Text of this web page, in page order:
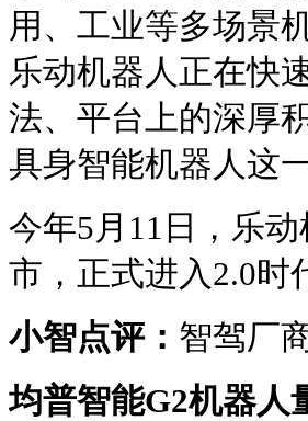
用、工业等多场景
乐动机器人正在快
法、平台上的深厚
具身智能机器人这
今年5月11日，乐
市，正式进入2.0时
小智点评： 智驾厂
均普智能G2机器人